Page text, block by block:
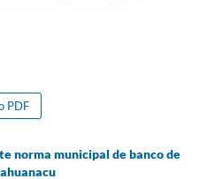
PDF
norma municipal de banco de